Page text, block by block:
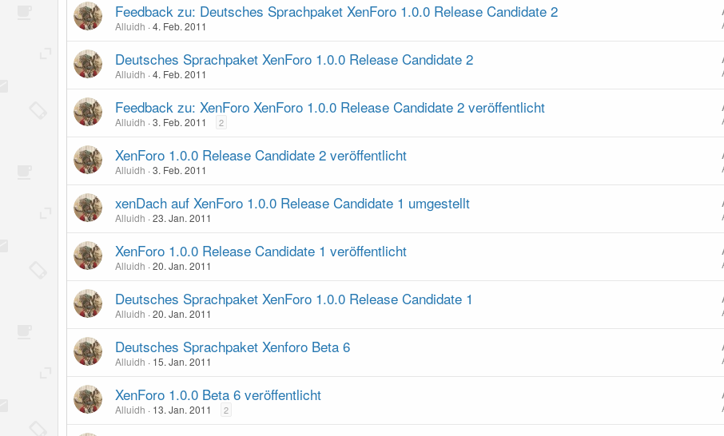
Feedback zu: Deutsches Sprachpaket XenForo 1.0.0 Release Candidate 2
Alluidh 4. Feb. 2011
Deutsches Sprachpaket XenForo 1.0.0 Release Candidate 2
Alluidh 4. Feb. 2011
Feedback zu: XenForo XenForo 1.0.0 Release Candidate 2 veröffentlicht
Alluidh 3. Feb. 2011 2
XenForo 1.0.0 Release Candidate 2 veröffentlicht
Alluidh 3. Feb. 2011
xenDach auf XenForo 1.0.0 Release Candidate 1 umgestellt
Alluidh 23. Jan. 2011
XenForo 1.0.0 Release Candidate 1 veröffentlicht
Alluidh 20. Jan. 2011
Deutsches Sprachpaket XenForo 1.0.0 Release Candidate 1
Alluidh 20. Jan. 2011
Deutsches Sprachpaket Xenforo Beta 6
Alluidh 15. Jan. 2011
XenForo 1.0.0 Beta 6 veröffentlicht
Alluidh 13. Jan. 2011 2